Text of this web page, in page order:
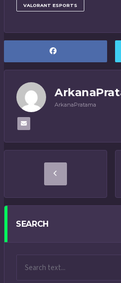
VALORANT ESPORTS
ArkanaPratama
SEARCH